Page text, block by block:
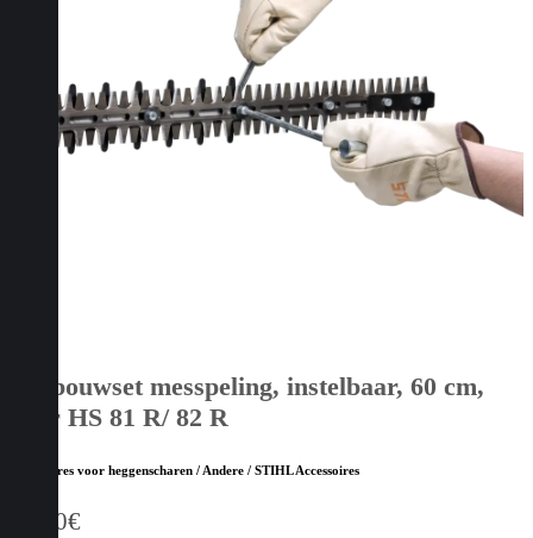
Ombouwset messpeling, instelbaar, 60 cm,
voor HS 81 R/ 82 R
Accessoires voor heggenscharen / Andere / STIHL Accessoires
21,40€